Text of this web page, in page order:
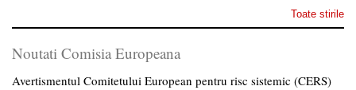
Toate stirile
Noutati Comisia Europeana
Avertismentul Comitetului European pentru risc sistemic (CERS)